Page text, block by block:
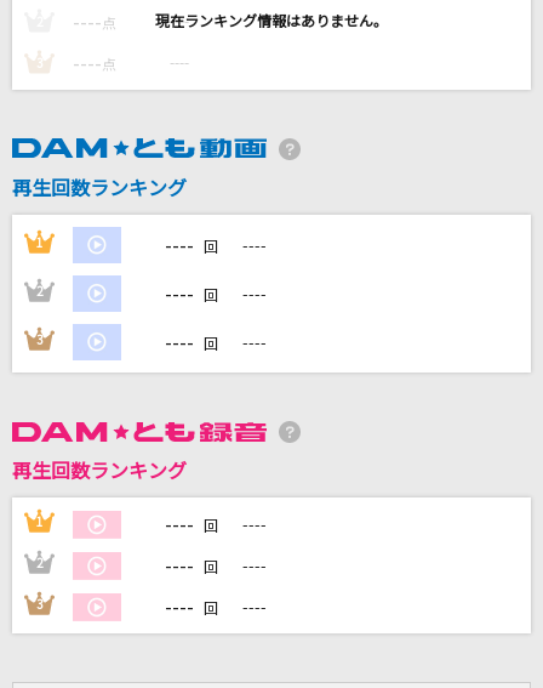
ヘンダーソン
超特急
[オリカラ]Bad Apple!! feat. nomico
Alstroemeria Records
[生音]また明日...
JUJU
SUPER BEAVER
セレナーデ
なとり
---- 点 ----
3 ---- 点 ----
再生回数ランキング
1 ---- 回 ----
2 ---- 回 ----
3 ---- 回 ----
再生回数ランキング
1 ---- 回 ----
2 ---- 回 ----
3 ---- 回 ----